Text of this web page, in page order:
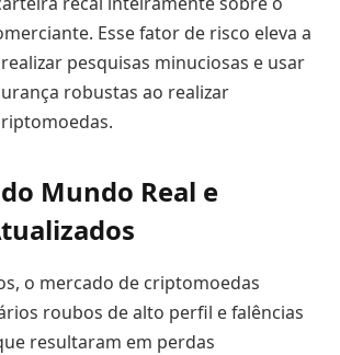
Esse fator de risco eleva a
pesquisas minuciosas e usar
robustas ao realizar
Mundo Real e
o mercado de criptomoedas
roubos de alto perfil e falências
resultaram em perdas